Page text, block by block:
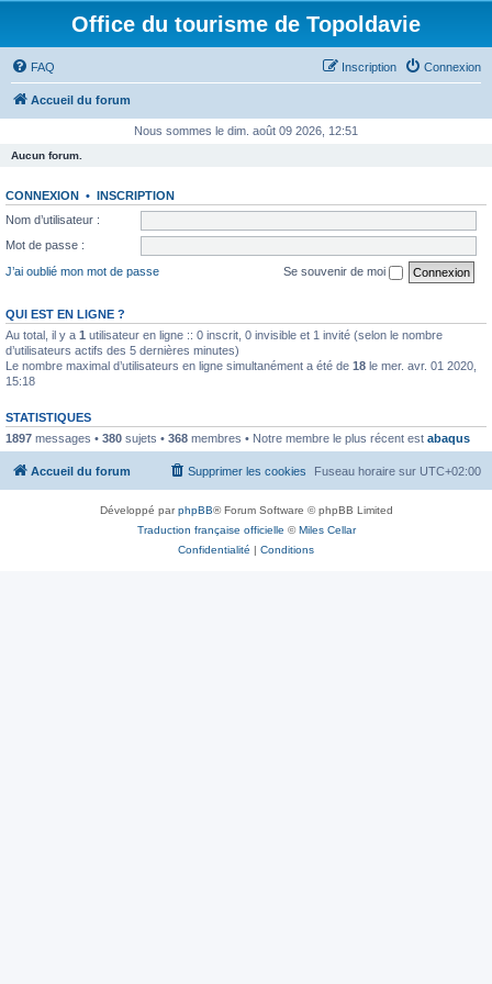
Office du tourisme de Topoldavie
FAQ Connexion
Inscription
Accueil du forum
Nous sommes le dim. août 09 2026, 12:51
Aucun forum.
CONNEXION • INSCRIPTION
Nom d’utilisateur :
Mot de passe :
J’ai oublié mon mot de passe
Se souvenir de moi
QUI EST EN LIGNE ?
Au total, il y a 1 utilisateur en ligne :: 0 inscrit, 0 invisible et 1 invité (selon le nombre
d’utilisateurs actifs des 5 dernières minutes)
Le nombre maximal d’utilisateurs en ligne simultanément a été de 18 le mer. avr. 01 2020,
15:18
STATISTIQUES
1897 messages • 380 sujets • 368 membres • Notre membre le plus récent est abaqus
Accueil du forum Fuseau horaire sur UTC+02:00
Supprimer les cookies
Développé parphpBB® Forum Software © phpBB Limited
Traduction française officielle ©Miles Cellar
Confidentialité | Conditions